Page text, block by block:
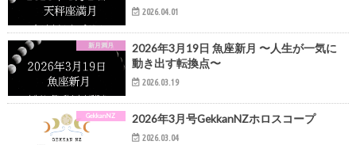
2026.04.01
新月満月
2026年3月19日 魚座新月 〜人生が一気に
動き出す転換点〜
2026.03.19
GekkanNZ 2026年3月号GekkanNZホロスコープ
2026.03.04